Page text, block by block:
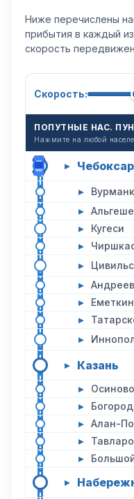
Ниже перечислены
прибытия в каждый
скорость
Скорость:
ПОПУТНЫЕ НАС.
Нажмите на любой
▸
▸
▸
▸ Кугеси
▸
▸
▸
▸
▸
▸
▸ Казань
▸ Осиново
▸
▸ Алан-
▸
▸
▸